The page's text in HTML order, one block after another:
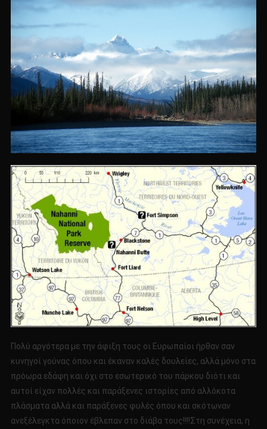
Πολύ αργότερα με την άφιξη τους οι Ευρωπαίοι ήρθαν σαν
κυνηγοί γούνας όπου και έκαναν καλές δουλείες, αλλά μόνο στα
πρόωρα εδάφη και όχι στο εσωτερικό του πάρκου διότι και
αυτοί είχαν πολλές και παράξενες ιστορίες από αλλόκοτα
πλάσματα αλλά και παράξενες φυλές όπου και σκότωναν
ανεξέλεγκτα όποιον έβλεπαν στο διάβα τους!!!!Στη συνέχεια, η